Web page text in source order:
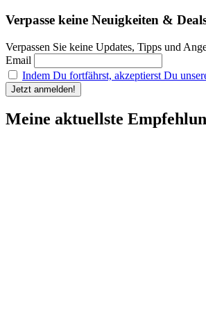
Verpasse keine Neuigkeiten &
Verpassen Sie keine Updates, Tipps und
Email
Indem Du fortfährst, akzeptierst Du
Meine aktuellste